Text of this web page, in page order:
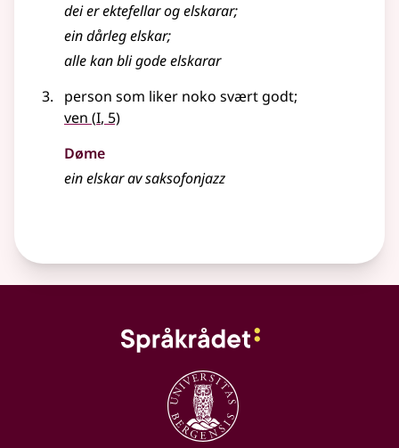
dei er ektefellar og elskarar;
ein dårleg elskar;
alle kan bli gode elskarar
person som liker noko svært godt;
ven (1
I, 5)
Døme
ein elskar av saksofonjazz